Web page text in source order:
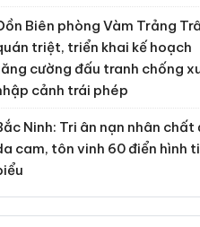
Biên phòng Vàm Trảng
triệt, triển khai kế hoạch
cường đấu tranh chống
cảnh trái phép
Ninh: Tri ân nạn nhân chất
cam, tôn vinh 60 điển hình